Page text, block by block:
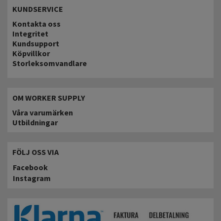
KUNDSERVICE
Kontakta oss
Integritet
Kundsupport
Köpvillkor
Storleksomvandlare
OM WORKER SUPPLY
Våra varumärken
Utbildningar
FÖLJ OSS VIA
Facebook
Instagram